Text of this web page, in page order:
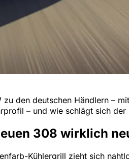
den deutschen Händlern –
– und wie schlägt sich
308 wirklich
Kühlergrill zieht sich